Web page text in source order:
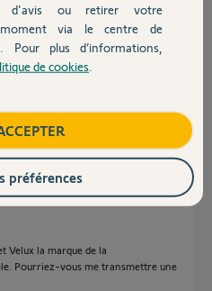
Velux la marque de la
Pourriez-vous me transmettre une
d'avis ou retirer votre
via le centre de
Pour plus d’informations,
de cookies
préférences